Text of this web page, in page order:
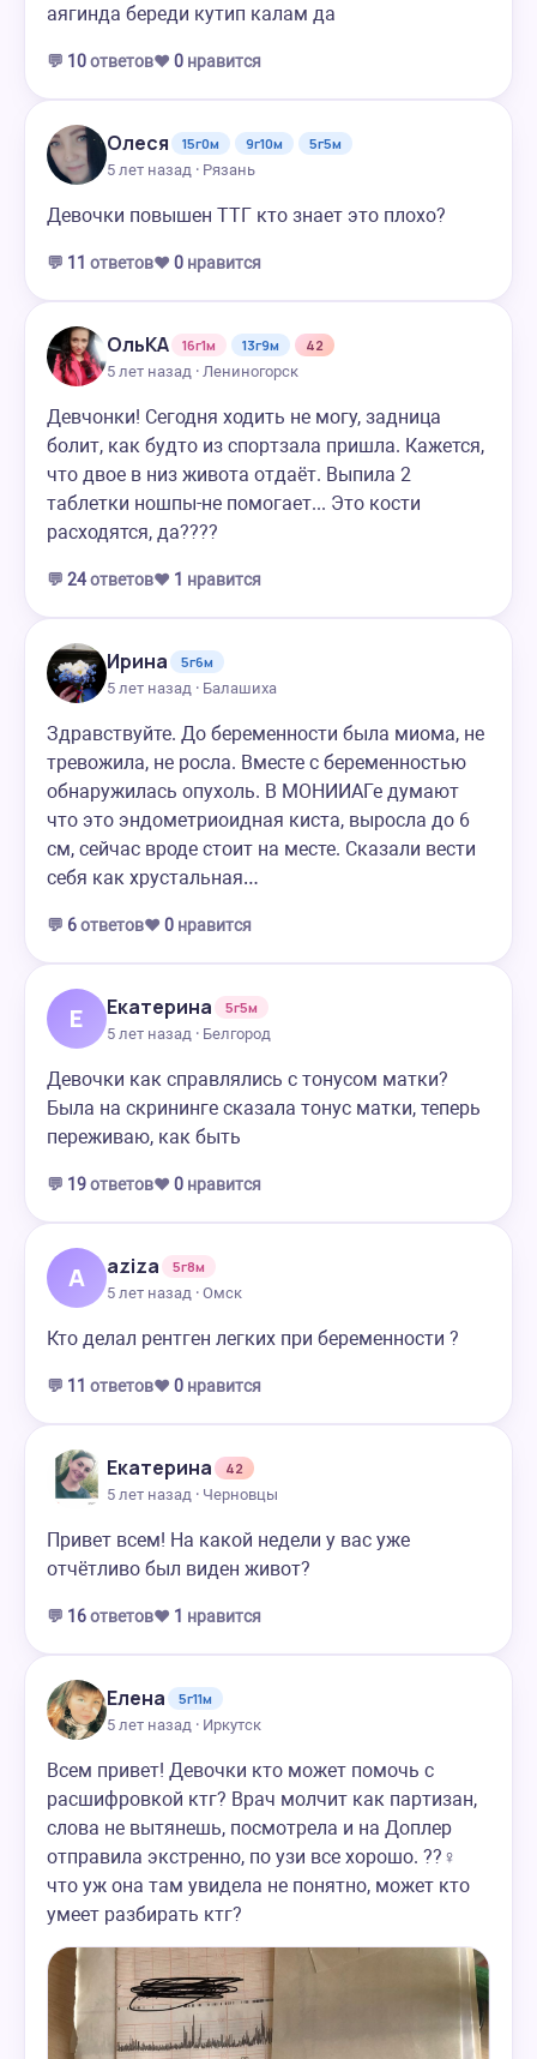
аягинда береди кутип калам да
💬 10ответов❤️ 0 нравится
Олеся 15г0м 9г10м
5г5м
5 лет назад · Рязань
Девочки повышен ТТГ кто знает это плохо?
💬 11 ответов❤️ 0 нравится
ОльКА 16г1м 13г9м
42
5 лет назад · Лениногорск
Девчонки! Сегодня ходить не могу, задница
болит, как будто из спортзала пришла. Кажется,
что двое в низ живота отдаёт. Выпила 2
таблетки ношпы-не помогает... Это кости
расходятся, да????
💬 24ответов❤️ 1 нравится
Ирина
5г6м
5 лет назад · Балашиха
Здравствуйте. До беременности была миома, не
тревожила, не росла. Вместе с беременностью
обнаружилась опухоль. В МОНИИАГе думают
что это эндометриоидная киста, выросла до 6
см, сейчас вроде стоит на месте. Сказали вести
себя как хрустальная…
💬 6ответов❤️ 0 нравится
Е Екатерина
5г5м
5 лет назад · Белгород
Девочки как справлялись с тонусом матки?
Была на скрининге сказала тонус матки, теперь
переживаю, как быть
💬 19ответов❤️ 0 нравится
A aziza
5г8м
5 лет назад · Омск
Кто делал рентген легких при беременности ?
💬 11 ответов❤️ 0 нравится
Екатерина
42
5 лет назад · Черновцы
Привет всем! На какой недели у вас уже
отчётливо был виден живот?
💬 16ответов❤️ 1 нравится
Елена
5г11м
5 лет назад · Иркутск
Всем привет! Девочки кто может помочь с
расшифровкой ктг? Врач молчит как партизан,
слова не вытянешь, посмотрела и на Доплер
отправила экстренно, по узи все хорошо. ??‍♀️
что уж она там увидела не понятно, может кто
умеет разбирать ктг?